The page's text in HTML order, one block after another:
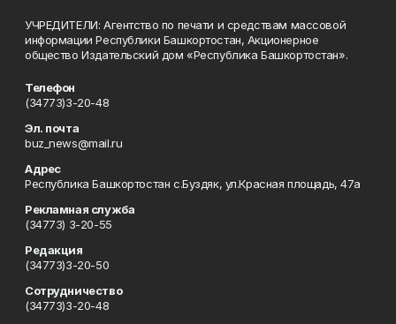
УЧРЕДИТЕЛИ: Агентство по печати и средствам массовой
информации Республики Башкортостан, Акционерное
общество Издательский дом «Республика Башкортостан».
Телефон
(34773)3-20-48
Эл. почта
buz_news@mail.ru
Адрес
Республика Башкортостан с.Буздяк, ул.Красная площадь, 47а
Рекламная служба
(34773) 3-20-55
Редакция
(34773)3-20-50
Сотрудничество
(34773)3-20-48